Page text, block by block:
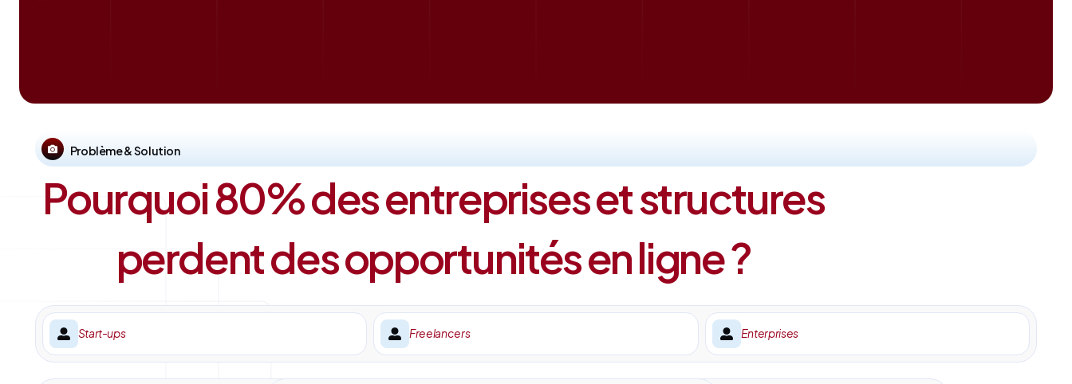
Problème & Solution
Pourquoi 80% des entreprises et structures
perdent des opportunités en ligne ?
Start-ups Freelancers Enterprises